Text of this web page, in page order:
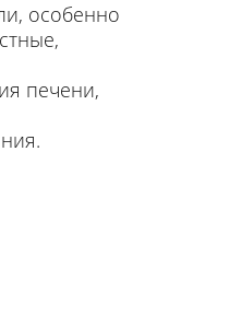
особенно
печени,